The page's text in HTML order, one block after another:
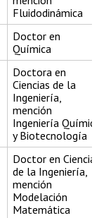
Fluidodinámica
Doctor en
Química
Doctora en
Ciencias de la
Ingeniería,
mención
Ingeniería
y Biotecnología
Doctor en
de la Ingeniería,
mención
Modelación
Matemática